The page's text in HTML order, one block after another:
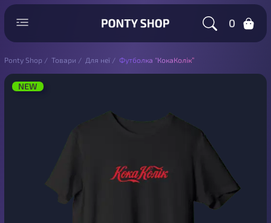
0
Ponty Shop / Товари / Для неї / Футболка “КокаКолік”
NEW